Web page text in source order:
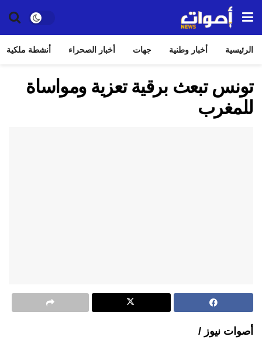
الرئيسية أخبار وطنية جهات أخبار الصحراء أنشطة ملكية
تونس تبعث برقية تعزية ومواساة
للمغرب
أصوات نيوز /